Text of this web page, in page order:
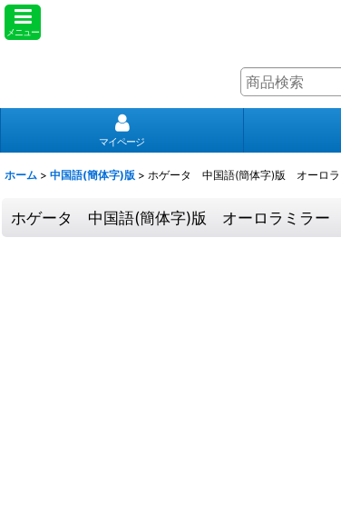
メニュー
マイページ
ホーム > 中国語(簡体字)版 > ホゲータ 中国語(簡体字)版 オーロ
ホゲータ 中国語(簡体字)版 オーロラミラ